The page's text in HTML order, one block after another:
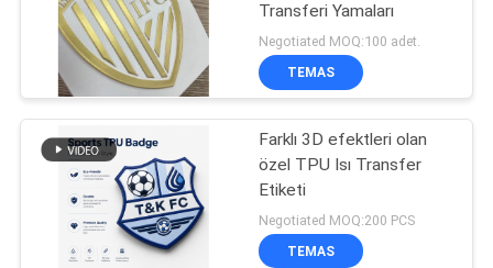
KALITE
KONTROL
BIZIMLE
ILETIŞIME
GEÇIN
Transferi Yamaları
Negotiated MOQ:100 adet.
TEMAS
Farklı 3D efektleri olan
özel TPU Isı Transfer
Etiketi
Negotiated MOQ:200 PCS
TEMAS